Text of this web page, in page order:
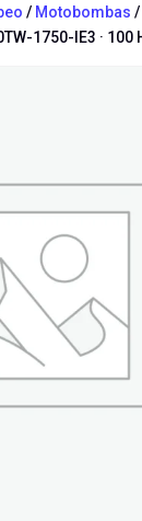
/ Motobombas /
1750-IE3 · 100